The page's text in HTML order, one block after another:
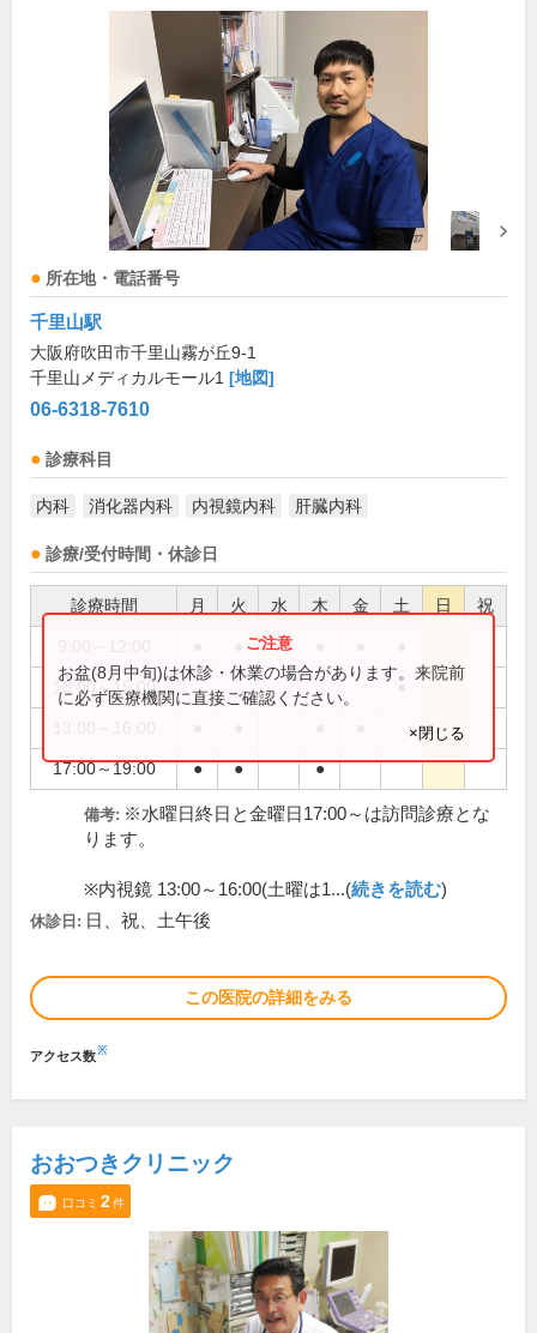
所在地・電話番号
千里山駅
大阪府吹田市千里山霧が丘9-1
千里山メディカルモール1 [地図]
06-6318-7610
診療科目
内科 消化器内科 内視鏡内科 肝臓内科
診療/受付時間・休診日
診療時間 月 火 水 木 金 土 日 祝
13:00～15:00 ●
17:00～19:00 ● ● ●
お盆(8月中旬)は休診・休業の場合があります。来院前
に必ず医療機関に直接ご確認ください。
×閉じる
備考: ※水曜日終日と金曜日17:00～は訪問診療とな
ります。
※内視鏡 13:00～16:00(土曜は1...(続きを読む)
休診日: 日、祝、土午後
この医院の詳細をみる
アクセス数※
おおつきクリニック
口コミ 2件